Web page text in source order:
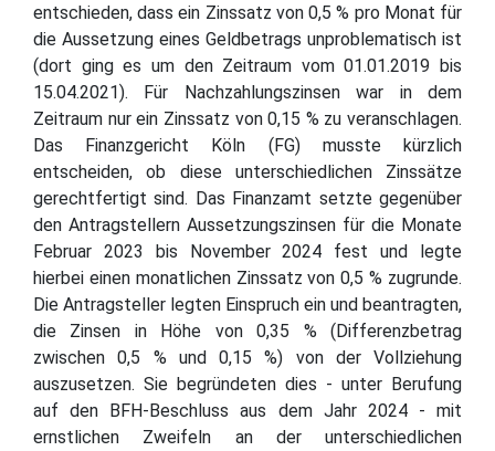
entschieden, dass ein Zinssatz von 0,5 % pro Monat für
die Aussetzung eines Geldbetrags unproblematisch ist
(dort ging es um den Zeitraum vom 01.01.2019 bis
15.04.2021). Für Nachzahlungszinsen war in dem
Zeitraum nur ein Zinssatz von 0,15 % zu veranschlagen.
Das Finanzgericht Köln (FG) musste kürzlich
entscheiden, ob diese unterschiedlichen Zinssätze
gerechtfertigt sind. Das Finanzamt setzte gegenüber
den Antragstellern Aussetzungszinsen für die Monate
Februar 2023 bis November 2024 fest und legte
hierbei einen monatlichen Zinssatz von 0,5 % zugrunde.
Die Antragsteller legten Einspruch ein und beantragten,
die Zinsen in Höhe von 0,35 % (Differenzbetrag
zwischen 0,5 % und 0,15 %) von der Vollziehung
auszusetzen. Sie begründeten dies - unter Berufung
auf den BFH-Beschluss aus dem Jahr 2024 - mit
ernstlichen Zweifeln an der unterschiedlichen